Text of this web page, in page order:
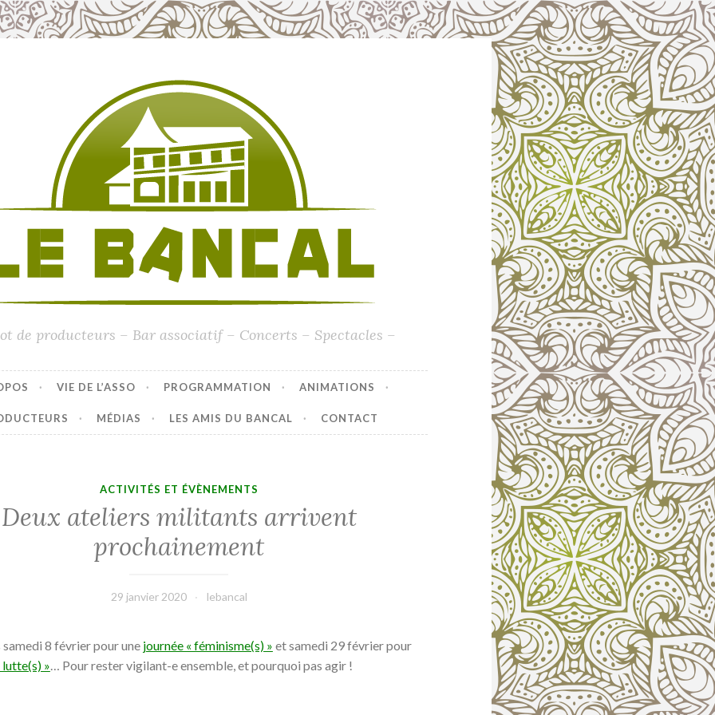
de producteurs – Bar associatif – Concerts – Spectacles –
VIE DE L’ASSO PROGRAMMATION ANIMATIONS
MÉDIAS LES AMIS DU BANCAL CONTACT
ACTIVITÉS ET ÉVÈNEMENTS
Deux ateliers militants arrivent
prochainement
29 janvier 2020 lebancal
samedi 8 février pour une journée « féminisme(s) » et samedi 29 février pour
lutte(s) »… Pour rester vigilant-e ensemble, et pourquoi pas agir !